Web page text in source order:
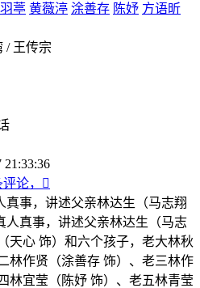
葶 黄薇渟 涂善存 陈妤 方语昕
/ 王传宗
21:33:36
论，

真事，讲述父亲林达生（马志翔
人真事，讲述父亲林达生（马志
天心 饰）和六个孩子，老大林秋
林作贤（涂善存 饰）、老三林作
林宜莹（陈妤 饰）、老五林青莹